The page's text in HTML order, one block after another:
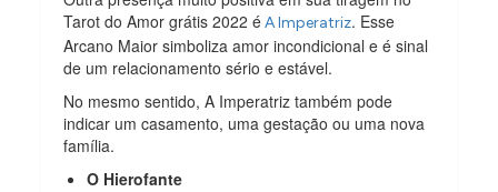
Tarot do Amor grátis 2022 éA Imperatriz. Esse
Arcano Maior simboliza amor incondicional e é sinal
de um relacionamento sério e estável.
No mesmo sentido, A Imperatriz também pode
indicar um casamento, uma gestação ou uma nova
família.
O Hierofante